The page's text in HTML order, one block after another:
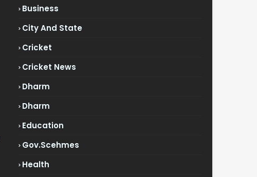
Business
City And State
Cricket
Cricket News
Dharm
Dharm
Education
Gov.scehmes
Health